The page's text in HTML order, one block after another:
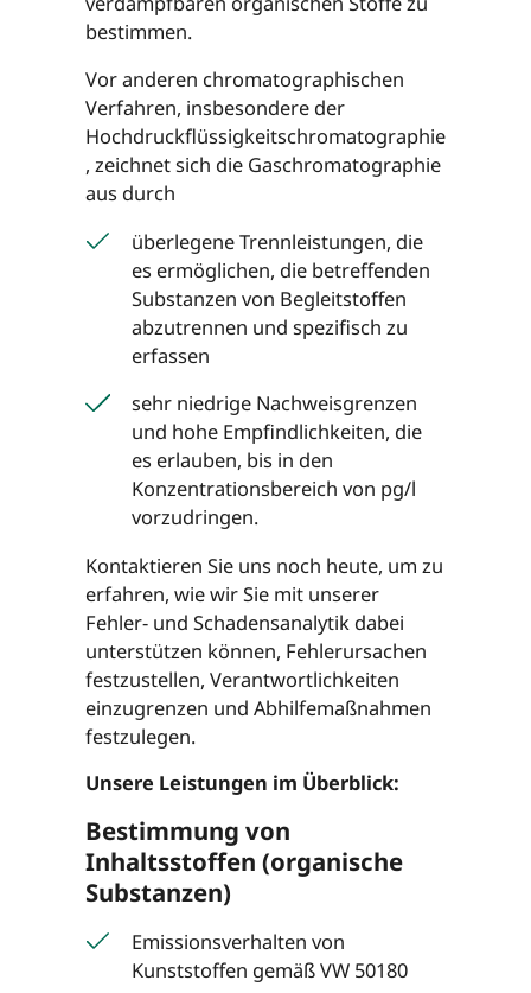
bestimmen.
Vor anderen chromatographischen
Verfahren, insbesondere der
Hochdruckflüssigkeitschromatographie
, zeichnet sich die Gaschromatographie
aus durch
überlegene Trennleistungen, die
es ermöglichen, die betreffenden
Substanzen von Begleitstoffen
abzutrennen und spezifisch zu
erfassen
sehr niedrige Nachweisgrenzen
und hohe Empfindlichkeiten, die
es erlauben, bis in den
Konzentrationsbereich von pg/l
vorzudringen.
Kontaktieren Sie uns noch heute, um zu
erfahren, wie wir Sie mit unserer
Fehler- und Schadensanalytik dabei
unterstützen können, Fehlerursachen
festzustellen, Verantwortlichkeiten
einzugrenzen und Abhilfemaßnahmen
festzulegen.
Unsere Leistungen im Überblick:
Bestimmung von
Inhaltsstoffen (organische
Substanzen)
Emissionsverhalten von
Kunststoffen gemäß VW 50180